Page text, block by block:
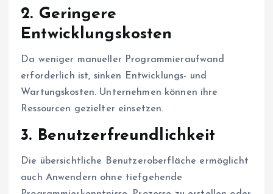
2. Geringere
Entwicklungskosten
Da weniger manueller Programmieraufwand
erforderlich ist, sinken Entwicklungs- und
Wartungskosten. Unternehmen können ihre
Ressourcen gezielter einsetzen.
3. Benutzerfreundlichkeit
Die übersichtliche Benutzeroberfläche ermöglicht
auch Anwendern ohne tiefgehende